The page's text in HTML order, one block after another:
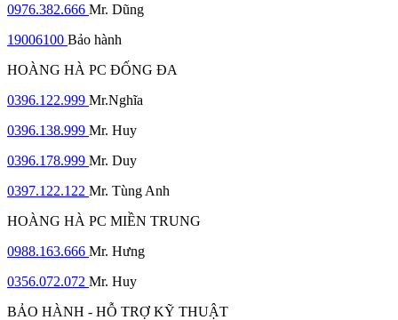
0976.382.666 Mr. Dũng
19006100 Bảo hành
HOÀNG HÀ PC ĐỐNG ĐA
0396.122.999 Mr.Nghĩa
0396.138.999 Mr. Huy
0396.178.999 Mr. Duy
0397.122.122 Mr. Tùng Anh
HOÀNG HÀ PC MIỀN TRUNG
0988.163.666 Mr. Hưng
0356.072.072 Mr. Huy
BẢO HÀNH - HỖ TRỢ KỸ THUẬT